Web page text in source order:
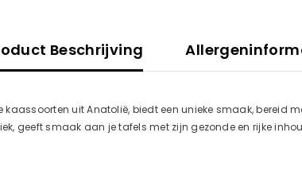
Beschrijving
kaassoorten uit Anatolië, biedt een unieke smaak, bereid
geeft smaak aan je tafels met zijn gezonde en rijke